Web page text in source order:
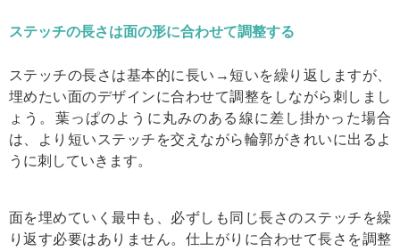
ステッチの長さは面の形に合わせて調整する
ステッチの長さは基本的に長い→短いを繰り返しますが、
埋めたい面のデザインに合わせて調整をしながら刺しまし
ょう。葉っぱのように丸みのある線に差し掛かった場合
は、より短いステッチを交えながら輪郭がきれいに出るよ
うに刺していきます。
面を埋めていく最中も、必ずしも同じ長さのステッチを繰
り返す必要はありません。仕上がりに合わせて長さを調整